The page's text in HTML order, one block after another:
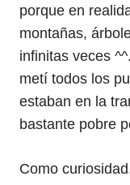
porque en
montañas,
infinitas veces
metí todos los
estaban en la
bastante pobre
Como